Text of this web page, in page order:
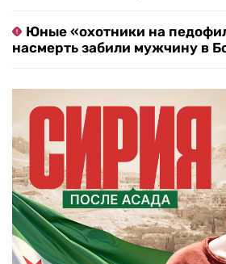
Юные «охотники на
насмерть забили мужчину в